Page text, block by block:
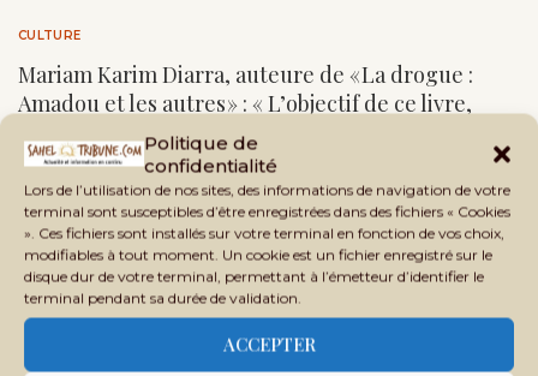
Politique de
confidentialité
Lors de l’utilisation de nos sites, des informations de navigation de votre
terminal sont susceptibles d’être enregistrées dans des fichiers « Cookies
». Ces fichiers sont installés sur votre terminal en fonction de vos choix,
modifiables à tout moment. Un cookie est un fichier enregistré sur le
disque dur de votre terminal, permettant à l’émetteur d’identifier le
terminal pendant sa durée de validation.
ACCEPTER
CULTURE
Mariam Karim Diarra, auteure de « La drogue :
Amadou et les autres » : « L’objectif de ce livre,
c’est de sensibiliser la jeunesse »
bySahel Tribune 12 juin 2020
La recrudescence de la consommation de la drogue au Mali
interpelle de plus en plus de jeunes. Mariam …